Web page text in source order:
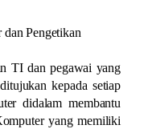
Pengetikan
TI dan pegawai yang
kepada setiap
didalam membantu
yang memiliki